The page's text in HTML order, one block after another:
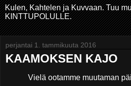
Kulen, Kahtelen ja Kuvvaan. Tuu
KINTTUPOLULLE.
perjantai 1. tammikuuta 2016
KAAMOKSEN KAJO
Vielä ootamme muutaman